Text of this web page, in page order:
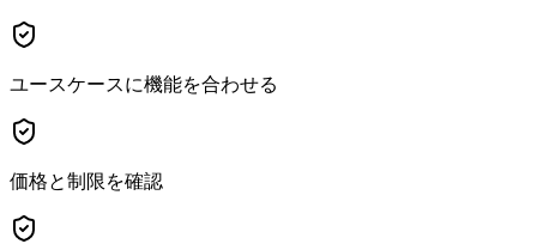
ユースケースに機能を合わせる
価格と制限を確認